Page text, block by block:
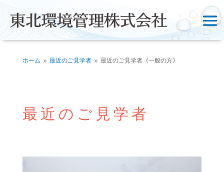
ホーム 9 最近のご見学者 9 最近のご見学者《一般の方》
最近のご見学者